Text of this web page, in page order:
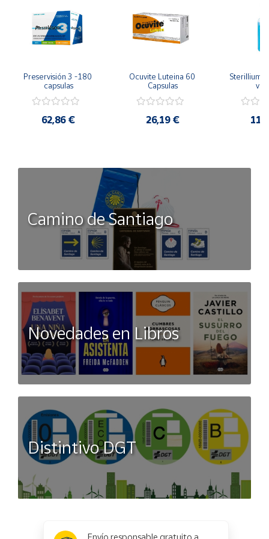
Preservisión 3 -180
capsulas
62,86 €
Ocuvite Luteina 60
Capsulas
26,19 €
Sterillium
Camino de Santiago
Novedades en Libros
Distintivo DGT
Envío responsable gratuito a